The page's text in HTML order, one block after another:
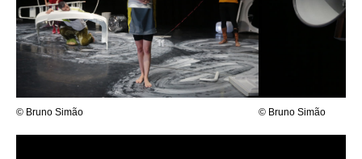
© Bruno Simão © Bruno Simão